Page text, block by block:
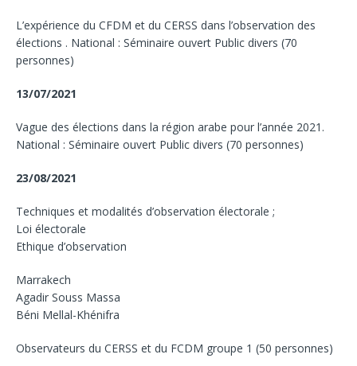
L’expérience du CFDM et du CERSS dans l’observation des
élections . National : Séminaire ouvert Public divers (70
personnes)
13/07/2021
Vague des élections dans la région arabe pour l’année 2021.
National : Séminaire ouvert Public divers (70 personnes)
23/08/2021
Techniques et modalités d’observation électorale ;
Loi électorale
Ethique d’observation
Marrakech
Agadir Souss Massa
Béni Mellal-Khénifra
Observateurs du CERSS et du FCDM groupe 1 (50 personnes)